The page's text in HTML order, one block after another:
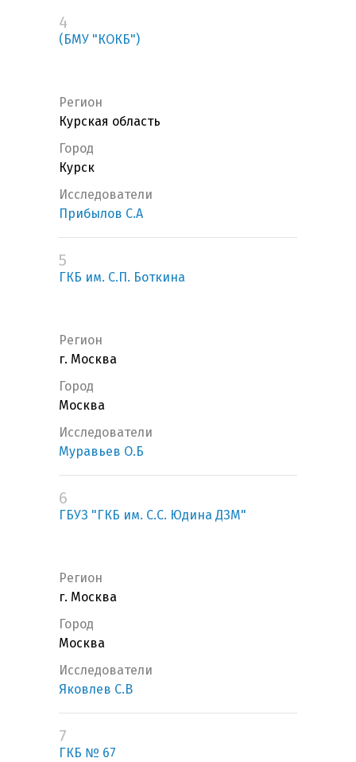
4
(БМУ "КОКБ")
Регион
Курская область
Город
Курск
Исследователи
Прибылов С.А
5
ГКБ им. С.П. Боткина
Регион
г. Москва
Город
Москва
Исследователи
Муравьев О.Б
6
ГБУЗ "ГКБ им. С.С. Юдина ДЗМ"
Регион
г. Москва
Город
Москва
Исследователи
Яковлев С.В
7
ГКБ № 67